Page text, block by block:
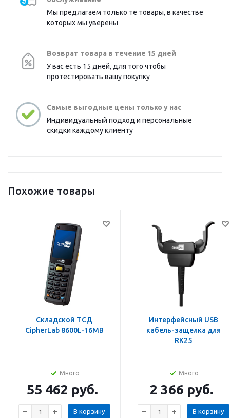
Мы предлагаем только те товары, в качестве
которых мы уверены
Возврат товара в течение 15 дней
У вас есть 15 дней, для того чтобы
протестировать вашу покупку
Самые выгодные цены только у нас
Индивидуальный подход и персональные
скидки каждому клиенту
Похожие товары
Складской ТСД
CipherLab 8600L-16MB
Много
55 462 руб.
В корзину
Интерфейсный USB
кабель-защелка для
RK25
Много
2 366 руб.
В корзину